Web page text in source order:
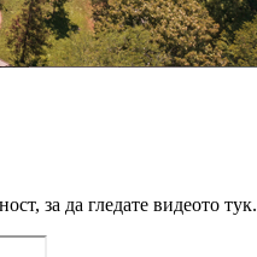
за да гледате видеото тук.